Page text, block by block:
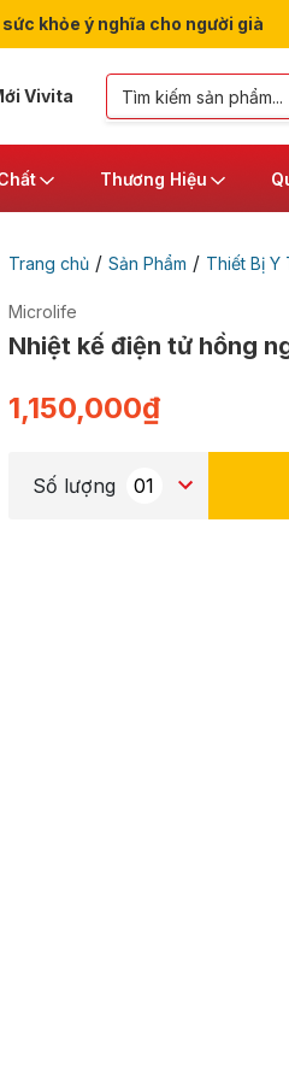
khỏe ý nghĩa cho người già
Vivita
Thương Hiệu
Trang chủ/ Sản Phẩm / Thiết Bị Y
Microlife
Nhiệt kế điện tử hồng
1,150,000₫
Số lượng